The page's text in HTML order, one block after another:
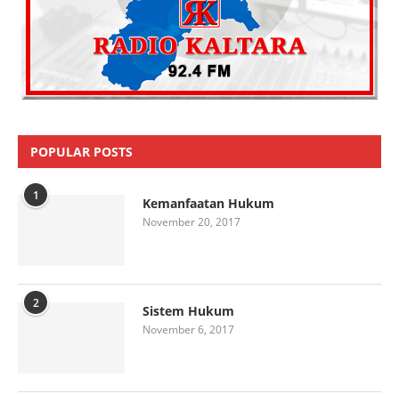
POPULAR POSTS
1 Kemanfaatan Hukum
November 20, 2017
2 Sistem Hukum
November 6, 2017